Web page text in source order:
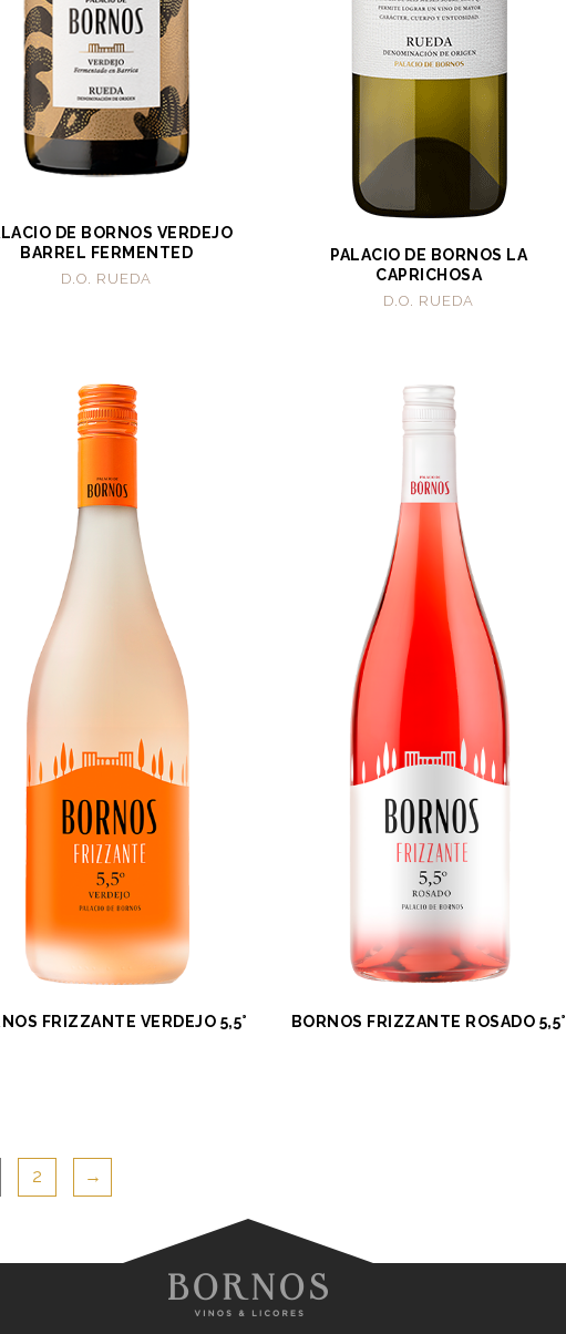
DE BORNOS VERDEJO
BARREL FERMENTED
D.O. RUEDA
PALACIO DE BORNOS LA
CAPRICHOSA
D.O. RUEDA
FRIZZANTE VERDEJO 5,5° BORNOS FRIZZANTE ROSADO 5,5°
2 →